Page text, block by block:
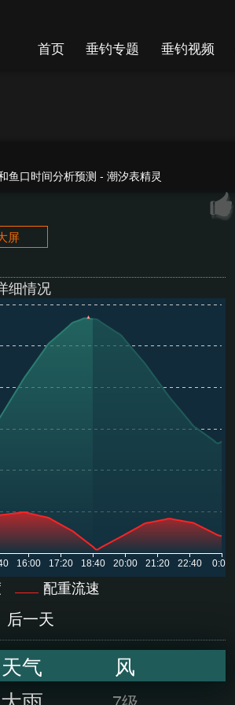
首页 垂钓专题 垂钓视频
鱼口时间分析预测 - 潮汐表精灵
屏
细情况
配重流速
后一天
天气 风